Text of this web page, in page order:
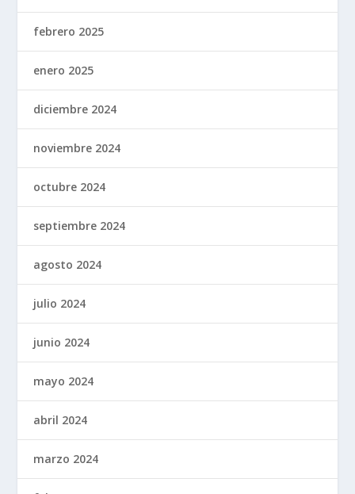
febrero 2025
enero 2025
diciembre 2024
noviembre 2024
octubre 2024
septiembre 2024
agosto 2024
julio 2024
junio 2024
mayo 2024
abril 2024
marzo 2024